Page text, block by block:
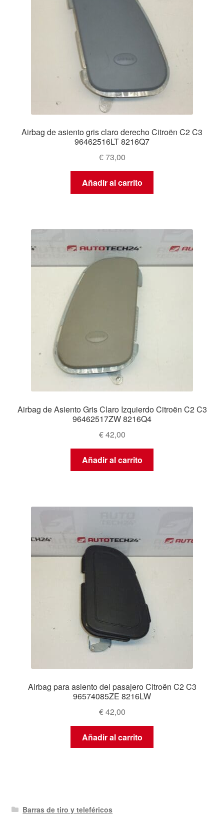
Airbag de asiento gris claro derecho Citroën C2 C3
96462516LT 8216Q7
€73,00
Añadir al carrito
Airbag de Asiento Gris Claro Izquierdo Citroën C2 C3
96462517ZW 8216Q4
€42,00
Añadir al carrito
Airbag para asiento del pasajero Citroën C2 C3
96574085ZE 8216LW
€42,00
Añadir al carrito
Barras de tiro y teleféricos